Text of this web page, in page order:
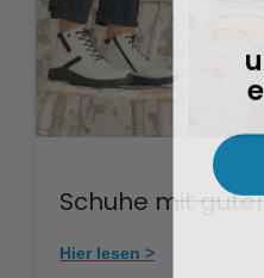
Schuhe mit
Hier lesen >